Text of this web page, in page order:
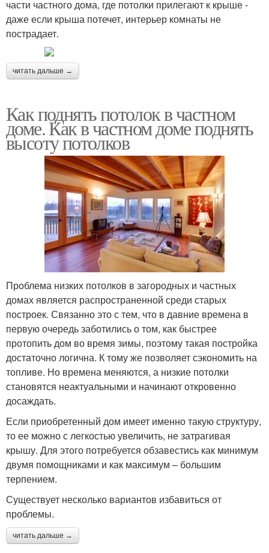
части частного дома, где потолки прилегают к крыше -
даже если крыша потечет, интерьер комнаты не
пострадает.
читать дальше →
Как поднять потолок в частном
доме. Как в частном доме поднять
высоту потолков
Проблема низких потолков в загородных и частных
домах является распространенной среди старых
построек. Связанно это с тем, что в давние времена в
первую очередь заботились о том, как быстрее
протопить дом во время зимы, поэтому такая постройка
достаточно логична. К тому же позволяет сэкономить на
топливе. Но времена меняются, а низкие потолки
становятся неактуальными и начинают откровенно
досаждать.
Если приобретенный дом имеет именно такую структуру,
то ее можно с легкостью увеличить, не затрагивая
крышу. Для этого потребуется обзавестись как минимум
двумя помощниками и как максимум – большим
терпением.
Существует несколько вариантов избавиться от
проблемы.
читать дальше →